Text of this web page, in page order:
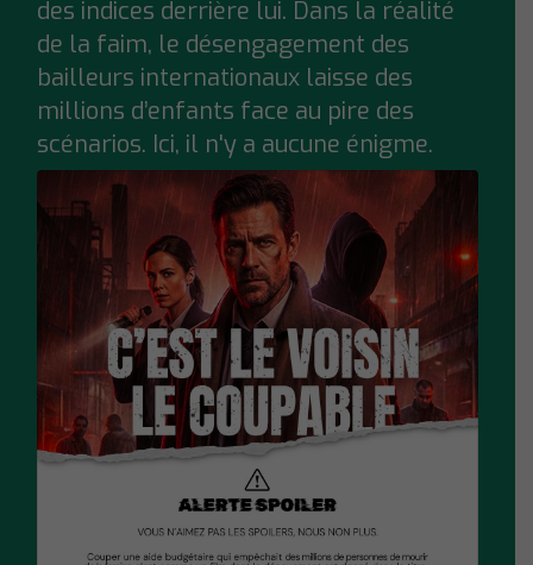
des indices derrière lui. Dans la réalité
de la faim, le désengagement des
bailleurs internationaux laisse des
millions d’enfants face au pire des
scénarios. Ici, il n'y a aucune énigme.